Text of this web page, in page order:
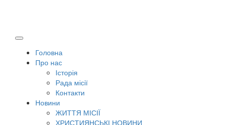
Головна
Про нас
Історія
Рада місії
Контакти
Новини
ЖИТТЯ МІСІЇ
ХРИСТИЯНСЬКІ НОВИНИ